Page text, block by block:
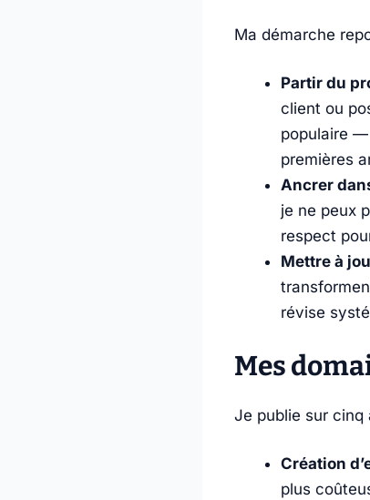
Ma démarche
Partir du
client ou
populaire —
premières
Ancrer
je ne peux
respect
Mettre à
révise
Mes
Je publie sur cinq
Création
plus